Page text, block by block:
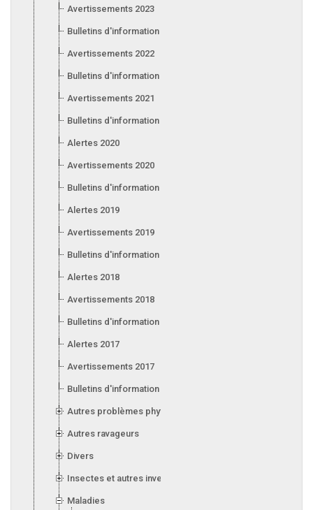
Avertissements 2023
Bulletins d'information 2023
Avertissements 2022
Bulletins d'information 2022
Avertissements 2021
Bulletins d'information 2021
Alertes 2020
Avertissements 2020
Bulletins d'information 2020
Alertes 2019
Avertissements 2019
Bulletins d'information 2019
Alertes 2018
Avertissements 2018
Bulletins d'information 2018
Alertes 2017
Avertissements 2017
Bulletins d'information 2017
Autres problèmes phytosanitaires
Autres ravageurs
Divers
Insectes et autres invertébrés
Maladies